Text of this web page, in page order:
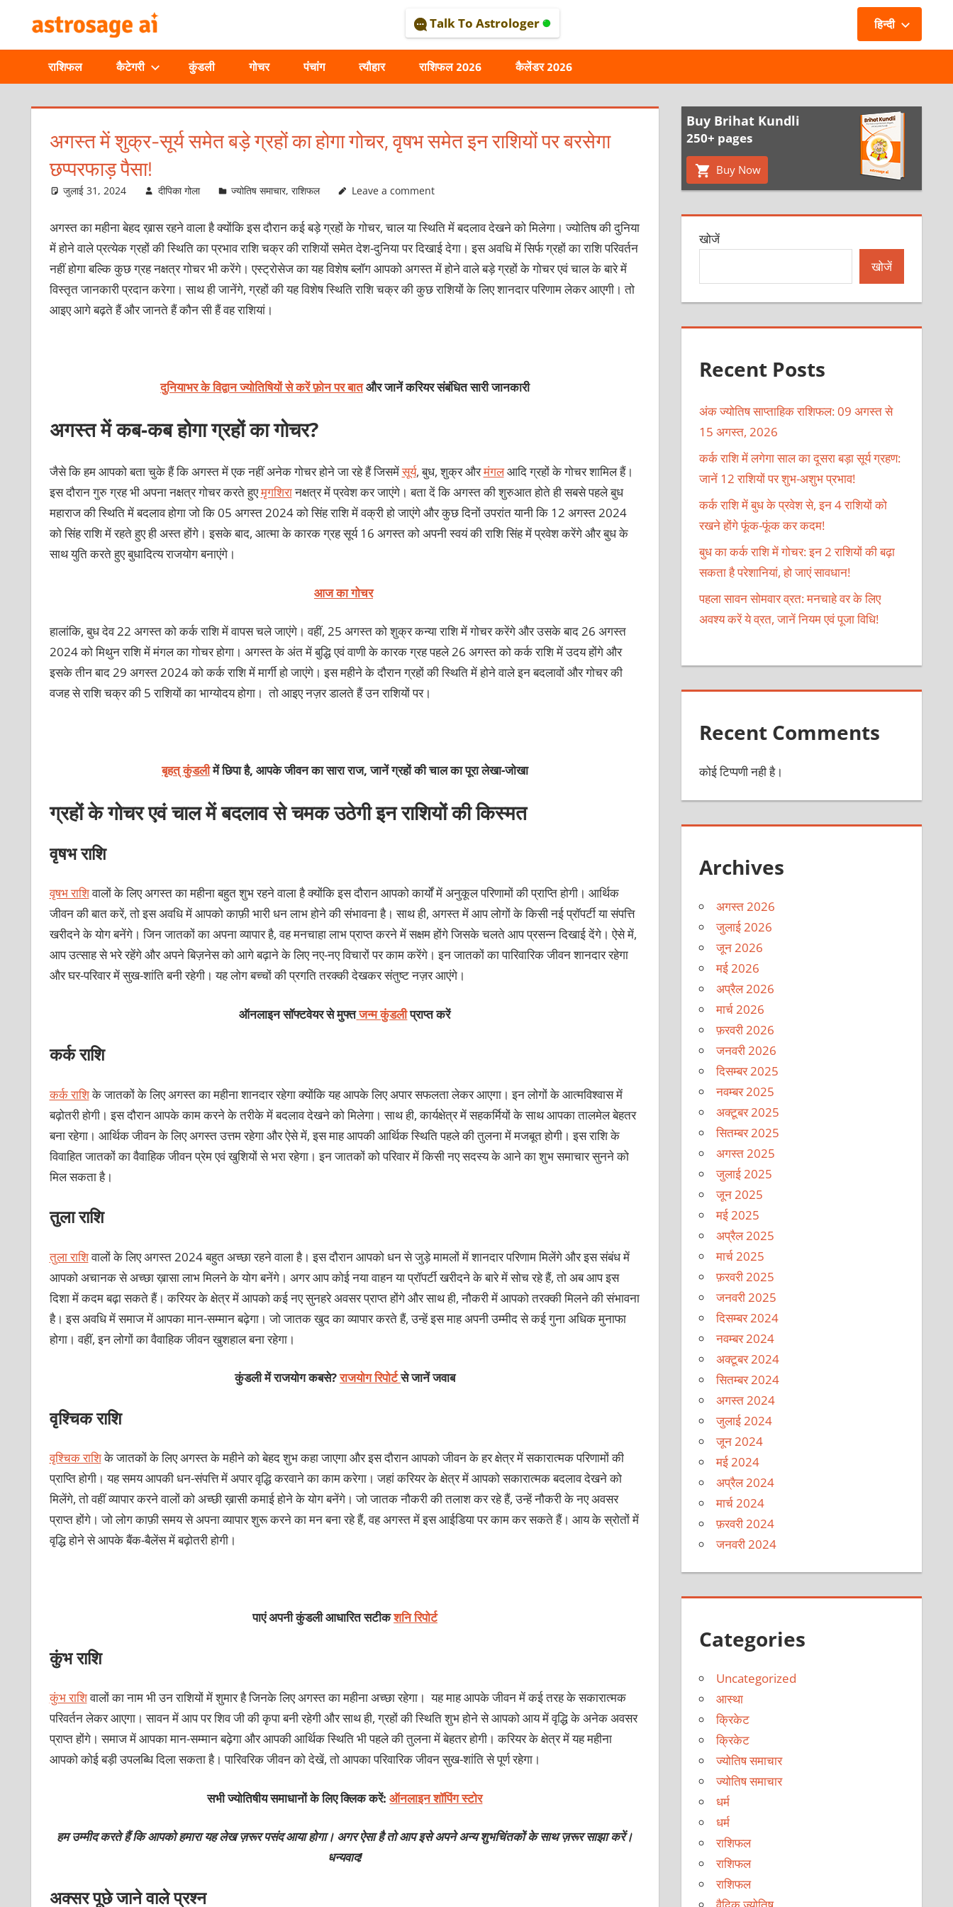
content
ASTROLOGICAL
JOURNAL
–
ASTROSAGE
MAGAZINE
Talk To Astrologer
राशिफल कैटेगरी कुंडली गोचर पंचांग त्यौहार
हिन्दी
राशिफल 2026 कैलेंडर 2026
अगस्त में शुक्र-सूर्य समेत बड़े ग्रहों का होगा गोचर, वृषभ समेत इन राशियों पर बरसेगा
छप्परफाड़ पैसा!
जुलाई 31, 2024 दीपिका गोला ज्योतिष समाचार,राशिफल Leave a comment
अगस्त का महीना बेहद ख़ास रहने वाला है क्योंकि इस दौरान कई बड़े ग्रहों के गोचर, चाल या स्थिति में बदलाव देखने को मिलेगा। ज्योतिष की दुनिया
में होने वाले प्रत्येक ग्रहों की स्थिति का प्रभाव राशि चक्र की राशियों समेत देश-दुनिया पर दिखाई देगा। इस अवधि में सिर्फ ग्रहों का राशि परिवर्तन
नहीं होगा बल्कि कुछ ग्रह नक्षत्र गोचर भी करेंगे। एस्ट्रोसेज का यह विशेष ब्लॉग आपको अगस्त में होने वाले बड़े ग्रहों के गोचर एवं चाल के बारे में
विस्तृत जानकारी प्रदान करेगा। साथ ही जानेंगे, ग्रहों की यह विशेष स्थिति राशि चक्र की कुछ राशियों के लिए शानदार परिणाम लेकर आएगी। तो
आइए आगे बढ़ते हैं और जानते हैं कौन सी हैं वह राशियां।
दुनियाभर के विद्वान ज्योतिषियों से करें फ़ोन पर बातऔर जानें करियर संबंधित सारी जानकारी
अगस्त में कब-कब होगा ग्रहों का गोचर?
जैसे कि हम आपको बता चुके हैं कि अगस्त में एक नहीं अनेक गोचर होने जा रहे हैं जिसमेंसूर्य, बुध, शुक्र औरमंगलआदि ग्रहों के गोचर शामिल हैं।
इस दौरान गुरु ग्रह भी अपना नक्षत्र गोचर करते हुएमृगशिरानक्षत्र में प्रवेश कर जाएंगे। बता दें कि अगस्त की शुरुआत होते ही सबसे पहले बुध
महाराज की स्थिति में बदलाव होगा जो कि 05 अगस्त 2024 को सिंह राशि में वक्री हो जाएंगे और कुछ दिनों उपरांत यानी कि 12 अगस्त 2024
को सिंह राशि में रहते हुए ही अस्त होंगे। इसके बाद, आत्मा के कारक ग्रह सूर्य 16 अगस्त को अपनी स्वयं की राशि सिंह में प्रवेश करेंगे और बुध के
साथ युति करते हुए बुधादित्य राजयोग बनाएंगे।
आज का गोचर
हालांकि, बुध देव 22 अगस्‍त को कर्क राशि में वापस चले जाएंगे। वहीं, 25 अगस्त को शुक्र कन्‍या राशि में गोचर करेंगे और उसके बाद 26 अगस्त
2024 को मिथुन राशि में मंगल का गोचर होगा। अगस्त के अंत में बुद्धि एवं वाणी के कारक ग्रह पहले 26 अगस्त को कर्क राशि में उदय होंगे और
इसके तीन बाद 29 अगस्त 2024 को कर्क राशि में मार्गी हो जाएंगे। इस महीने के दौरान ग्रहों की स्थिति में होने वाले इन बदलावों और गोचर की
वजह से राशि चक्र की 5 राशियों का भाग्योदय होगा। तो आइए नज़र डालते हैं उन राशियों पर।
बृहत् कुंडलीमें छिपा है, आपके जीवन का सारा राज, जानें ग्रहों की चाल का पूरा लेखा-जोखा
ग्रहों के गोचर एवं चाल में बदलाव से चमक उठेगी इन राशियों की किस्मत
वृषभ राशि
वृषभ राशिवालों के लिए अगस्‍त का महीना बहुत शुभ रहने वाला है क्योंकि इस दौरान आपको कार्यों में अनुकूल परिणामों की प्राप्ति होगी। आर्थिक
जीवन की बात करें, तो इस अवधि में आपको काफ़ी भारी धन लाभ होने की संभावना है। साथ ही, अगस्त में आप लोगों के किसी नई प्रॉपर्टी या संपत्ति
खरीदने के योग बनेंगे। जिन जातकों का अपना व्यापार है, वह मनचाहा लाभ प्राप्त करने में सक्षम होंगे जिसके चलते आप प्रसन्न दिखाई देंगे। ऐसे में,
आप उत्साह से भरे रहेंगे और अपने बिज़नेस को आगे बढ़ाने के लिए नए-नए विचारों पर काम करेंगे। इन जातकों का पारिवारिक जीवन शानदार रहेगा
और घर-परिवार में सुख-शांति बनी रहेगी। यह लोग बच्‍चों की प्रगति तरक्‍की देखकर संतुष्‍ट नज़र आएंगे।
ऑनलाइन सॉफ्टवेयर से मुफ्तजन्म कुंडलीप्राप्त करें
कर्क राशि
कर्क राशिके जातकों के लिए अगस्त का महीना शानदार रहेगा क्योंकि यह आपके लिए अपार सफलता लेकर आएगा। इन लोगों के आत्‍मविश्‍वास में
बढ़ोतरी होगी। इस दौरान आपके काम करने के तरीके में बदलाव देखने को मिलेगा। साथ ही, कार्यक्षेत्र में सहकर्मियों के साथ आपका तालमेल बेहतर
बना रहेगा। आर्थिक जीवन के लिए अगस्त उत्तम रहेगा और ऐसे में, इस माह आपकी आर्थिक स्थिति पहले की तुलना में मजबूत होगी। इस राशि के
विवाहित जातकों का वैवाहिक जीवन प्रेम एवं खुशियों से भरा रहेगा। इन जातकों को परिवार में किसी नए सदस्‍य के आने का शुभ समाचार सुनने को
मिल सकता है।
तुला राशि
तुला राशिवालों के लिए अगस्त 2024 बहुत अच्छा रहने वाला है। इस दौरान आपको धन से जुड़े मामलों में शानदार परिणाम मिलेंगे और इस संबंध में
आपको अचानक से अच्छा ख़ासा लाभ मिलने के योग बनेंगे। अगर आप कोई नया वाहन या प्रॉपर्टी खरीदने के बारे में सोच रहे हैं, तो अब आप इस
दिशा में कदम बढ़ा सकते हैं। करियर के क्षेत्र में आपको कई नए सुनहरे अवसर प्राप्त होंगे और साथ ही, नौकरी में आपको तरक्की मिलने की संभावना
है। इस अवधि में समाज में आपका मान-सम्मान बढ़ेगा। जो जातक खुद का व्यापार करते हैं, उन्हें इस माह अपनी उम्मीद से कई गुना अधिक मुनाफा
होगा। वहीं, इन लोगों का वैवाहिक जीवन खुशहाल बना रहेगा।
कुंडली में राजयोग कबसे?राजयोग रिपोर्टसे जानें जवाब
वृश्चिक राशि
वृश्चिक राशिके जातकों के लिए अगस्‍त के महीने को बेहद शुभ कहा जाएगा और इस दौरान आपको जीवन के हर क्षेत्र में सकारात्मक परिणामों की
प्राप्ति होगी। यह समय आपकी धन-संपत्ति में अपार वृद्धि करवाने का काम करेगा। जहां करियर के क्षेत्र में आपको सकारात्‍मक बदलाव देखने को
मिलेंगे, तो वहीं व्यापार करने वालों को अच्छी ख़ासी कमाई होने के योग बनेंगे। जो जातक नौकरी की तलाश कर रहे हैं, उन्हें नौकरी के नए अवसर
प्राप्त होंगे। जो लोग काफ़ी समय से अपना व्यापार शुरू करने का मन बना रहे हैं, वह अगस्त में इस आईडिया पर काम कर सकते हैं। आय के स्रोतों में
वृद्धि होने से आपके बैंक-बैलेंस में बढ़ोतरी होगी।
पाएं अपनी कुंडली आधारित सटीकशनि रिपोर्ट
कुंभ राशि
कुंभ राशिवालों का नाम भी उन राशियों में शुमार है जिनके लिए अगस्त का महीना अच्छा रहेगा। यह माह आपके जीवन में कई तरह के सकारात्‍मक
परिवर्तन लेकर आएगा। सावन में आप पर शिव जी की कृपा बनी रहेगी और साथ ही, ग्रहों की स्थिति शुभ होने से आपको आय में वृद्धि के अनेक अवसर
प्राप्त होंगे। समाज में आपका मान-सम्मान बढ़ेगा और आपकी आर्थिक स्थिति भी पहले की तुलना में बेहतर होगी। करियर के क्षेत्र में यह महीना
आपको कोई बड़ी उपलब्धि दिला सकता है। पारिवरिक जीवन को देखें, तो आपका परिवारिक जीवन सुख-शांति से पूर्ण रहेगा।
सभी ज्योतिषीय समाधानों के लिए क्लिक करें: ऑनलाइन शॉपिंग स्टोर
हम उम्मीद करते हैं कि आपको हमारा यह लेख ज़रूर पसंद आया होगा। अगर ऐसा है तो आप इसे अपने अन्य शुभचिंतकों के साथ ज़रूर साझा करें।
धन्यवाद!
अक्सर पूछे जाने वाले प्रश्न
Buy Brihat Kundli
250+ pages
Buy Now
खोजें
खोजें
Recent Posts
अंक ज्योतिष साप्ताहिक राशिफल: 09 अगस्त से
15 अगस्त, 2026
कर्क राशि में लगेगा साल का दूसरा बड़ा सूर्य ग्रहण:
जानें 12 राशियों पर शुभ-अशुभ प्रभाव!
कर्क राशि में बुध के प्रवेश से, इन 4 राशियों को
रखने होंगे फूंक-फूंक कर कदम!
बुध का कर्क राशि में गोचर: इन 2 राशियों की बढ़ा
सकता है परेशानियां, हो जाएं सावधान!
पहला सावन सोमवार व्रत: मनचाहे वर के लिए
अवश्य करें ये व्रत, जानें नियम एवं पूजा विधि!
Recent Comments
कोई टिप्पणी नही है।
Archives
अगस्त 2026
जुलाई 2026
जून 2026
मई 2026
अप्रैल 2026
मार्च 2026
फ़रवरी 2026
जनवरी 2026
दिसम्बर 2025
नवम्बर 2025
अक्टूबर 2025
सितम्बर 2025
अगस्त 2025
जुलाई 2025
जून 2025
मई 2025
अप्रैल 2025
मार्च 2025
फ़रवरी 2025
जनवरी 2025
दिसम्बर 2024
नवम्बर 2024
अक्टूबर 2024
सितम्बर 2024
अगस्त 2024
जुलाई 2024
जून 2024
मई 2024
अप्रैल 2024
मार्च 2024
फ़रवरी 2024
जनवरी 2024
Categories
Uncategorized
आस्था
क्रिकेट
क्रिकेट
ज्योतिष समाचार
ज्योतिष समाचार
धर्म
धर्म
राशिफल
राशिफल
राशिफल